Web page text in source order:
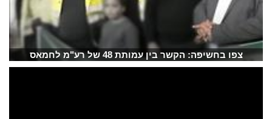
צפו בחשיפה: הקשר בין עמותת 48 של רע"מ לחמאס